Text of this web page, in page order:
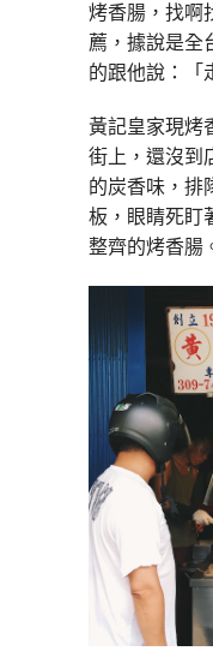
烤香腸，找啊
薦，據說是全
的跟他說：「
黃記皇家現烤
街上，還沒到
的炭香味，排
板，眼睛死盯
整齊的烤香腸